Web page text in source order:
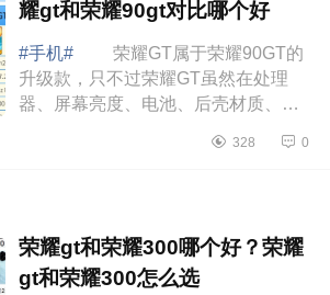
耀gt和荣耀90gt对比哪个好
#手机#
荣耀GT属于荣耀90GT的
升级款，只不过荣耀GT虽然在处理
器、屏幕亮度、电池、后壳材质、
屏幕和有线充电基本没变。并且荣耀
328 0
荣耀gt和荣耀300哪个好？荣耀
gt和荣耀300怎么选